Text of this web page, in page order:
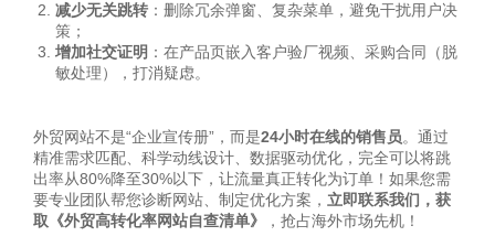
减少无关跳转 ：删除冗余弹窗、复杂菜单，避免干扰用户决
策；
增加社交证明 ：在产品页嵌入客户验厂视频、采购合同（脱
敏处理），打消疑虑。
外贸网站不是“企业宣传册”，而是24小时在线的销售员。通过
精准需求匹配、科学动线设计、数据驱动优化，完全可以将跳
出率从80%降至30%以下，让流量真正转化为订单！如果您需
要专业团队帮您诊断网站、制定优化方案， 立即联系我们，获
取《外贸高转化率网站自查清单》
，抢占海外市场先机！